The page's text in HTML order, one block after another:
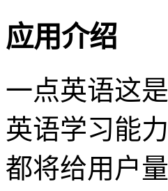
应用介绍
一点英语这
英语学习能
都将给用户